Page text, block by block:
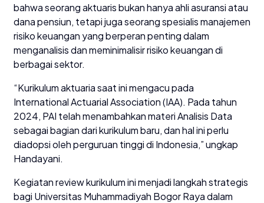
bahwa seorang aktuaris bukan hanya ahli asuransi atau
dana pensiun, tetapi juga seorang spesialis manajemen
risiko keuangan yang berperan penting dalam
menganalisis dan meminimalisir risiko keuangan di
berbagai sektor.
“Kurikulum aktuaria saat ini mengacu pada
International Actuarial Association (IAA). Pada tahun
2024, PAI telah menambahkan materi Analisis Data
sebagai bagian dari kurikulum baru, dan hal ini perlu
diadopsi oleh perguruan tinggi di Indonesia,” ungkap
Handayani.
Kegiatan review kurikulum ini menjadi langkah strategis
bagi Universitas Muhammadiyah Bogor Raya dalam